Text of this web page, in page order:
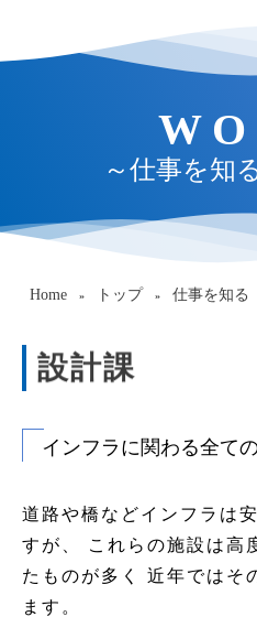
W O
～仕事を知
Home » トップ » 仕事を知る
設計課
インフラに関わる全て
道路や橋などインフラは
すが、 これらの施設は高
たものが多く 近年ではそ
ます。